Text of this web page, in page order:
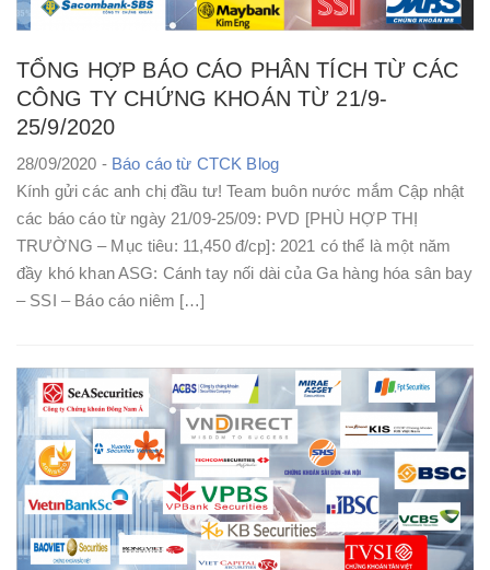
TỔNG HỢP BÁO CÁO PHÂN TÍCH TỪ CÁC
CÔNG TY CHỨNG KHOÁN TỪ 21/9-
25/9/2020
28/09/2020 - Báo cáo từ CTCK Blog
Kính gửi các anh chị đầu tư! Team buôn nước mắm Cập nhật
các báo cáo từ ngày 21/09-25/09: PVD [PHÙ HỢP THỊ
TRƯỜNG – Mục tiêu: 11,450 đ/cp]: 2021 có thể là một năm
đầy khó khan ASG: Cánh tay nối dài của Ga hàng hóa sân bay
– SSI – Báo cáo niêm […]